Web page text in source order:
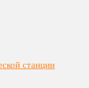
станции